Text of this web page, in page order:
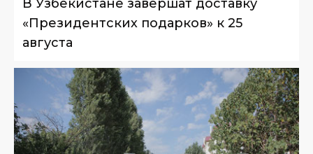
В Узбекистане завершат доставку
«Президентских подарков» к 25
августа